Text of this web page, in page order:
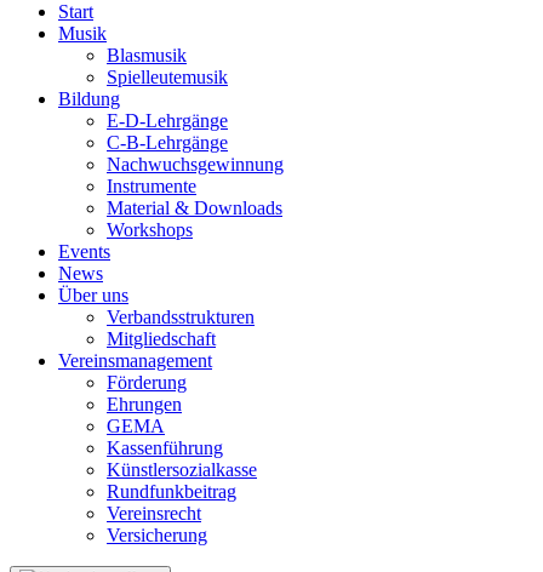
Start
Musik
Blasmusik
Spielleutemusik
Bildung
E-D-Lehrgänge
C-B-Lehrgänge
Nachwuchsgewinnung
Instrumente
Material & Downloads
Workshops
Events
News
Über uns
Verbandsstrukturen
Mitgliedschaft
Vereinsmanagement
Förderung
Ehrungen
GEMA
Kassenführung
Künstlersozialkasse
Rundfunkbeitrag
Vereinsrecht
Versicherung